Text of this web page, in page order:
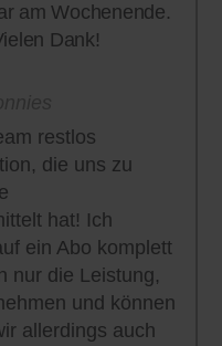
am Wochenende.
Dank!
restlos
die uns zu
hat! Ich
ein Abo komplett
nur die Leistung,
und können
allerdings auch